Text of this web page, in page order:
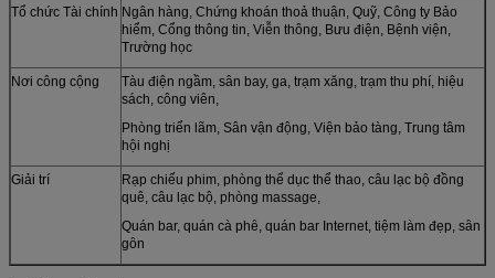
Tổ chức Tài chính Ngân hàng, Chứng khoán thoả thuận, Quỹ, Công ty Bảo
hiểm, Cổng thông tin, Viễn thông, Bưu điện, Bệnh viện,
Trường học
Nơi công cộng
Tàu điện ngầm, sân bay, ga, trạm xăng, trạm thu phí, hiệu
sách, công viên,
Phòng triển lãm, Sân vận động, Viện bảo tàng, Trung tâm
hội nghị
Giải trí
Rạp chiếu phim, phòng thể dục thể thao, câu lạc bộ đồng
quê, câu lạc bộ, phòng massage,
Quán bar, quán cà phê, quán bar Internet, tiệm làm đẹp, sân
gôn